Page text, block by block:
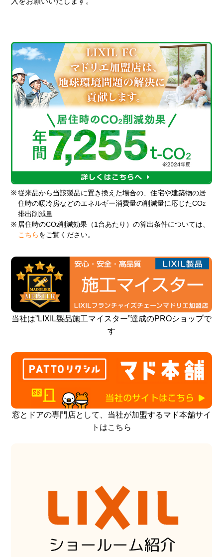
※ 従来品から当該製品に置き換えた場合の、住宅や建築物の居
住時の暖冷房などのエネルギー消費量の削減量に応じたCO2
排出削減量
※ 居住時のCO2削減効果（1台あたり）の算出条件については、
こちら をご覧ください。
当社は”LIXIL製品施工マイスター”達成のPROショップで
す
窓とドアの専門店として、当社が加盟するマド本舗サイ
トはこちら